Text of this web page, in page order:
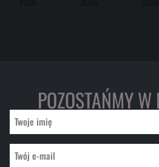
POZOSTAŃMY W